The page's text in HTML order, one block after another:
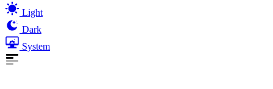
Light
Dark
System